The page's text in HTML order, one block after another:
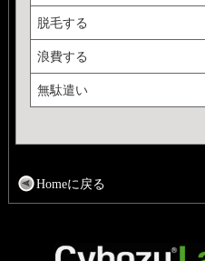
脱毛する
浪費する
無駄遣い
Homeに戻る